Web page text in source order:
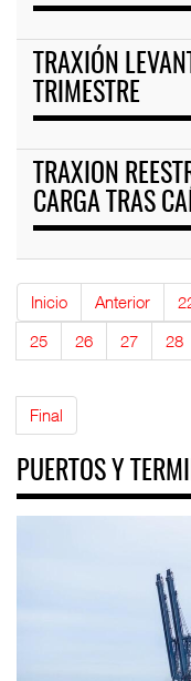
TRAXIÓN
TRIMESTRE
TRAXION
CARGA TRAS
Inicio Anterior
25
26 27 28
Final
PUERTOS Y